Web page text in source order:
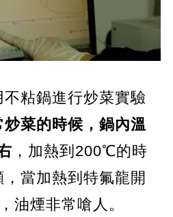
粘鍋進行炒菜實驗
炒菜的時候，鍋內溫
，加熱到200℃的時
當加熱到特氟龍開
油煙非常嗆人。